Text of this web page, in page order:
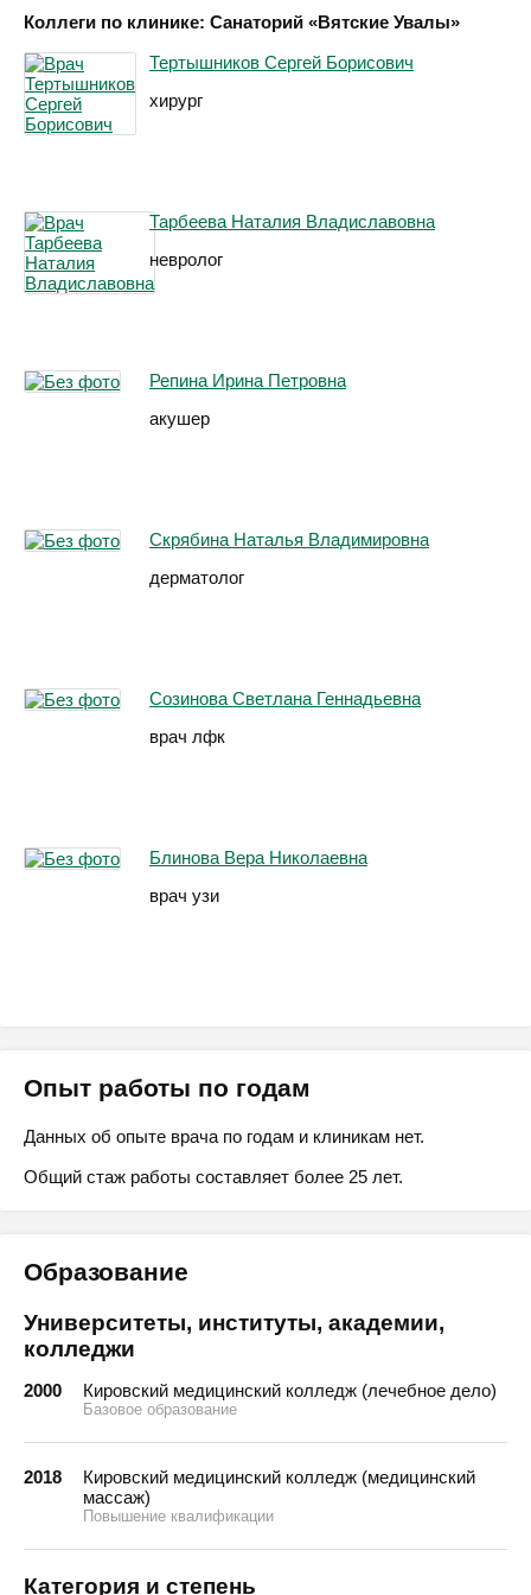
Коллеги по клинике: Санаторий «Вятские Увалы»
Тертышников Сергей Борисович
хирург
Тарбеева Наталия Владиславовна
невролог
Репина Ирина Петровна
акушер
Скрябина Наталья Владимировна
дерматолог
Созинова Светлана Геннадьевна
врач лфк
Блинова Вера Николаевна
врач узи
Опыт работы по годам
Данных об опыте врача по годам и клиникам нет.
Общий стаж работы составляет более 25 лет.
Образование
Университеты, институты, академии,
колледжи
2000 Кировский медицинский колледж (лечебное дело)
Базовое образование
2018
Кировский медицинский колледж (медицинский
массаж)
Повышение квалификации
Категория и степень